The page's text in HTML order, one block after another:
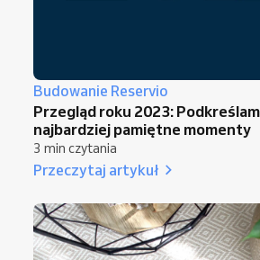
Budowanie Reservio
Przegląd roku 2023:
najbardziej pamiętne momenty
3 min czytania
Przeczytaj artykuł